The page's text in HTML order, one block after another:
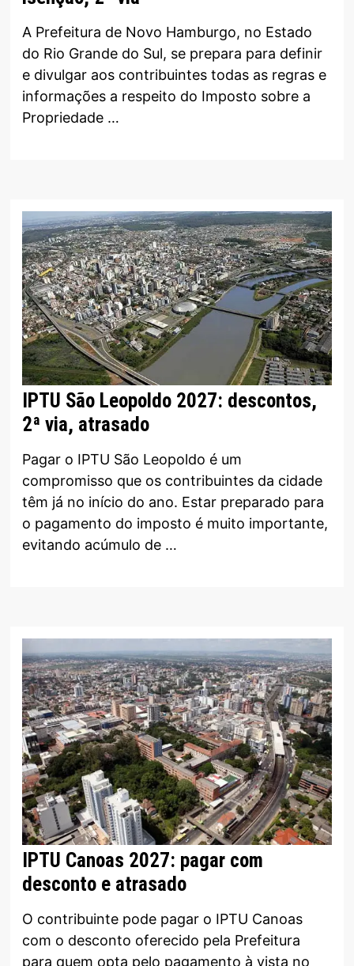
A Prefeitura de Novo Hamburgo, no Estado
do Rio Grande do Sul, se prepara para definir
e divulgar aos contribuintes todas as regras e
informações a respeito do Imposto sobre a
Propriedade …
IPTU São Leopoldo 2027: descontos,
2ª via, atrasado
Pagar o IPTU São Leopoldo é um
compromisso que os contribuintes da cidade
têm já no início do ano. Estar preparado para
o pagamento do imposto é muito importante,
evitando acúmulo de …
IPTU Canoas 2027: pagar com
desconto e atrasado
O contribuinte pode pagar o IPTU Canoas
com o desconto oferecido pela Prefeitura
para quem opta pelo pagamento à vista no